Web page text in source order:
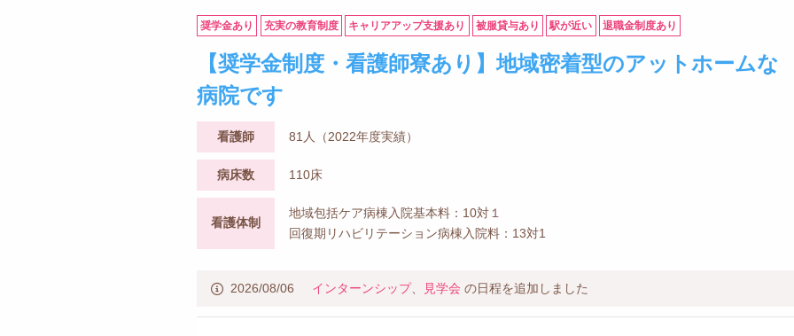
奨学金あり 充実の教育制度 キャリアアップ支援あり 被服貸与あり 駅が近い 退職金制度あり
【奨学金制度・看護師寮あり】地域密着型のアットホームな
病院です
看護師 81人（2022年度実績）
病床数 110床
看護体制
地域包括ケア病棟入院基本料：10対１
回復期リハビリテーション病棟入院料：13対1
2026/08/06 インターンシップ、 見学会 の日程を追加しました